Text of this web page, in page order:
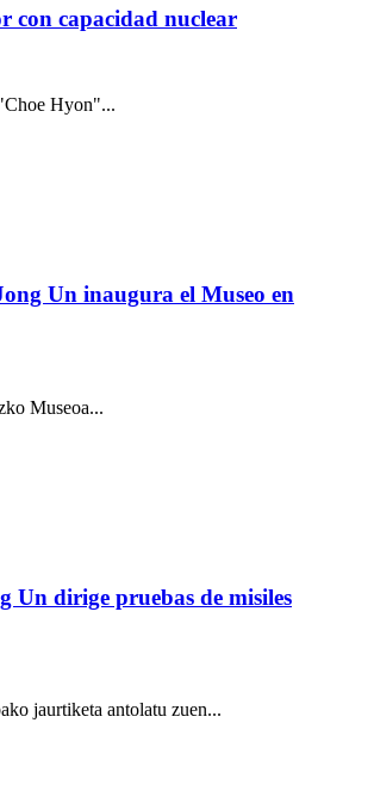
con capacidad nuclear
Hyon"...
Un inaugura el Museo en
Museoa...
dirige pruebas de misiles
jaurtiketa antolatu zuen...